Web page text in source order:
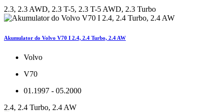
2.3, 2.3 AWD, 2.3 T-5, 2.3 T-5 AWD, 2.3 Turbo
Akumulator do Volvo V70 I 2.4, 2.4 Turbo, 2.4 AW
Volvo
V70
01.1997 - 05.2000
2.4, 2.4 Turbo, 2.4 AW